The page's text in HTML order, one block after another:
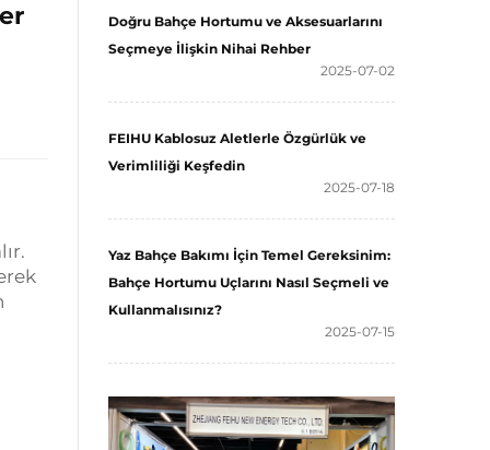
Doğru Bahçe Hortumu ve Aksesuarlarını
Seçmeye İlişkin Nihai Rehber
2025-07-02
FEIHU Kablosuz Aletlerle Özgürlük ve
Verimliliği Keşfedin
2025-07-18
Yaz Bahçe Bakımı İçin Temel Gereksinim:
Bahçe Hortumu Uçlarını Nasıl Seçmeli ve
Kullanmalısınız?
2025-07-15